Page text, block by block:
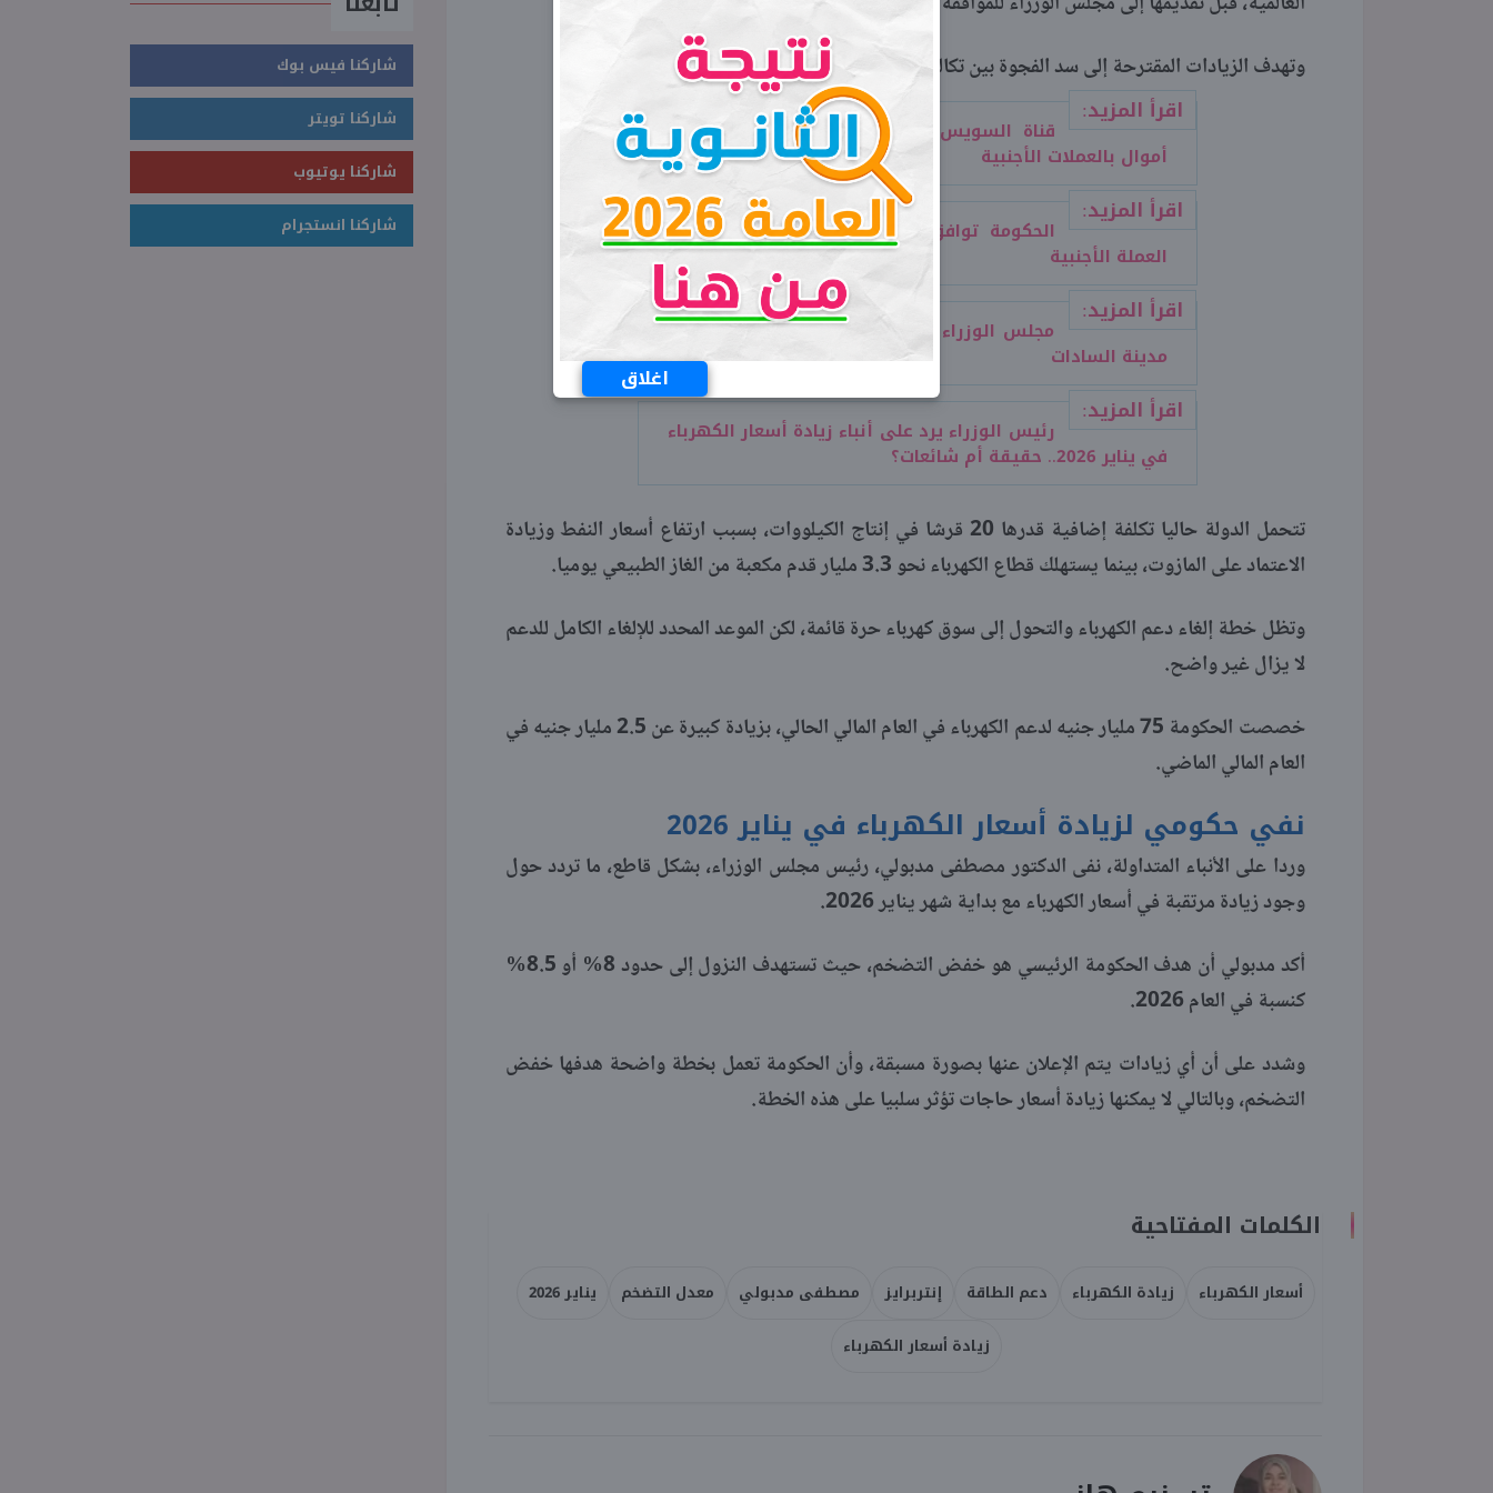
اغلاق
وتهدف الزيادات المقترحة إلى سد الفجوة بين تكاليف الإنتاج، وسعر البيع النهائي للكهرباء.
اقرأ المزيد:
قناة السويس تؤجر سفينة تابعة لها لتحصيل
أموال بالعملات الأجنبية
اقرأ المزيد:
الحكومة توافق على بيع أراضي للأجانب لزيادة
العملة الأجنبية
اقرأ المزيد:
مجلس الوزراء يقر إنشاء كلية الهندسة بجامعة
مدينة السادات
اقرأ المزيد:
رئيس الوزراء يرد على أنباء زيادة أسعار الكهرباء
في يناير 2026.. حقيقة أم شائعات؟
تتحمل الدولة حاليا تكلفة إضافية قدرها 20 قرشا في إنتاج الكيلووات، بسبب ارتفاع أسعار النفط وزيادة
الاعتماد على المازوت، بينما يستهلك قطاع الكهرباء نحو 3.3 مليار قدم مكعبة من الغاز الطبيعي يوميا.
وتظل خطة إلغاء دعم الكهرباء والتحول إلى سوق كهرباء حرة قائمة، لكن الموعد المحدد للإلغاء الكامل للدعم
لا يزال غير واضح.
خصصت الحكومة 75 مليار جنيه لدعم الكهرباء في العام المالي الحالي، بزيادة كبيرة عن 2.5 مليار جنيه في
العام المالي الماضي.
نفي حكومي لزيادة أسعار الكهرباء في يناير 2026
وردا على الأنباء المتداولة، نفى الدكتور مصطفى مدبولي، رئيس مجلس الوزراء، بشكل قاطع، ما تردد حول
وجود زيادة مرتقبة في أسعار الكهرباء مع بداية شهر يناير 2026.
أكد مدبولي أن هدف الحكومة الرئيسي هو خفض التضخم، حيث تستهدف النزول إلى حدود 8% أو 8.5%
كنسبة في العام 2026.
وشدد على أن أي زيادات يتم الإعلان عنها بصورة مسبقة، وأن الحكومة تعمل بخطة واضحة هدفها خفض
التضخم، وبالتالي لا يمكنها زيادة أسعار حاجات تؤثر سلبيا على هذه الخطة.
الكلمات المفتاحية
أسعار الكهرباء زيادة الكهرباء دعم الطاقة إنتربرايز مصطفى مدبولي معدل التضخم
يناير 2026
زيادة أسعار الكهرباء
شاركنا فيس بوك
شاركنا تويتر
شاركنا يوتيوب
شاركنا انستجرام